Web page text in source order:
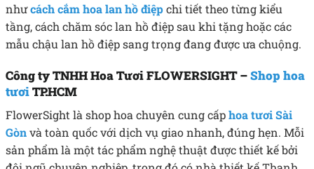
nhưcách cắm hoa lan hồ điệpchi tiết theo từng kiểu
tầng, cách chăm sóc lan hồ điệp sau khi tặng hoặc các
mẫu chậu lan hồ điệp sang trọng đang được ưa chuộng.
Công ty TNHH Hoa Tươi FLOWERSIGHT –Shop hoa
tươiTP.HCM
FlowerSight là shop hoa chuyên cung cấphoa tươi Sài
Gònvà toàn quốc với dịch vụ giao nhanh, đúng hẹn. Mỗi
sản phẩm là một tác phẩm nghệ thuật được thiết kế bởi